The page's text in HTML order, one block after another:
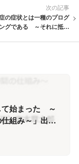
次の記事
の症状とは一種のプログ
グである ～それに抵抗
て始まった ～
組み～」出版